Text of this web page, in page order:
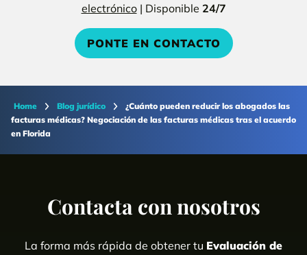
electrónico| Disponible 24/7
PONTE EN CONTACTO
Home Blog jurídico
¿Cuánto pueden reducir los abogados las
facturas médicas? Negociación de las facturas médicas tras el acuerdo
en Florida
Contacta con nosotros
La forma más rápida de obtener tu Evaluación de